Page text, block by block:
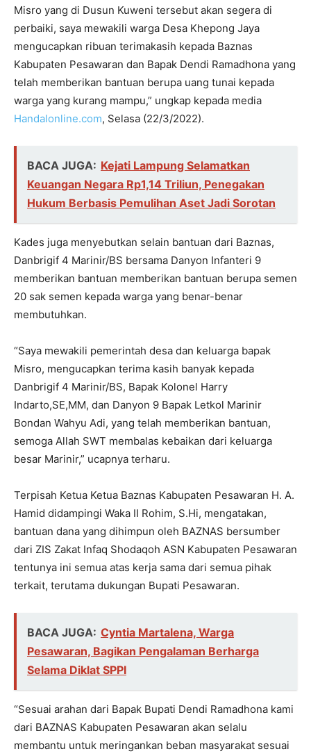
Misro yang di Dusun Kuweni tersebut akan segera di
perbaiki, saya mewakili warga Desa Khepong Jaya
mengucapkan ribuan terimakasih kepada Baznas
Kabupaten Pesawaran dan Bapak Dendi Ramadhona yang
telah memberikan bantuan berupa uang tunai kepada
warga yang kurang mampu,” ungkap kepada media
Handalonline.com, Selasa (22/3/2022).
BACA JUGA: Kejati Lampung Selamatkan
Keuangan Negara Rp1,14 Triliun, Penegakan
Hukum Berbasis Pemulihan Aset Jadi Sorotan
Kades juga menyebutkan selain bantuan dari Baznas,
Danbrigif 4 Marinir/BS bersama Danyon Infanteri 9
memberikan bantuan memberikan bantuan berupa semen
20 sak semen kepada warga yang benar-benar
membutuhkan.
“Saya mewakili pemerintah desa dan keluarga bapak
Misro, mengucapkan terima kasih banyak kepada
Danbrigif 4 Marinir/BS, Bapak Kolonel Harry
Indarto,SE,MM, dan Danyon 9 Bapak Letkol Marinir
Bondan Wahyu Adi, yang telah memberikan bantuan,
semoga Allah SWT membalas kebaikan dari keluarga
besar Marinir,” ucapnya terharu.
Terpisah Ketua Ketua Baznas Kabupaten Pesawaran H. A.
Hamid didampingi Waka II Rohim, S.Hi, mengatakan,
bantuan dana yang dihimpun oleh BAZNAS bersumber
dari ZIS Zakat Infaq Shodaqoh ASN Kabupaten Pesawaran
tentunya ini semua atas kerja sama dari semua pihak
terkait, terutama dukungan Bupati Pesawaran.
BACA JUGA: Cyntia Martalena, Warga
Pesawaran, Bagikan Pengalaman Berharga
Selama Diklat SPPI
“Sesuai arahan dari Bapak Bupati Dendi Ramadhona kami
dari BAZNAS Kabupaten Pesawaran akan selalu
membantu untuk meringankan beban masyarakat sesuai